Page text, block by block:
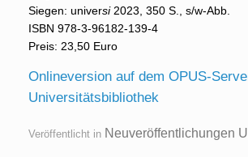
Siegen: universi2023, 350 S., s/w-Abb.
ISBN 978-3-96182-139-4
Preis: 23,50 Euro
Onlineversion auf dem OPUS-
Universitätsbibliothek
Veröffentlicht in Neuveröffentlichungen